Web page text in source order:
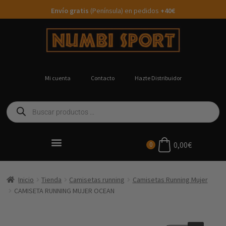
Envío gratis (Península) en pedidos +40€
Mi cuenta Contacto Hazte Distribuidor
0 0,00€
Inicio Tienda Camisetas running
Camisetas Running Mujer
CAMISETA RUNNING MUJER OCEAN